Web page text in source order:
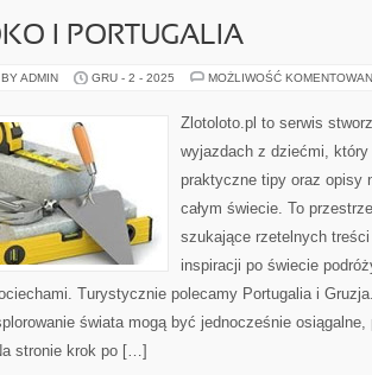
I PORTUGALIA
ADMIN GRU - 2 - 2025 MOŻLIWOŚĆ
Zlotoloto.pl to serwis
wyjazdach z dziećmi, który
praktyczne tipy oraz opisy
całym świecie. To
szukające rzetelnych treści
inspiracji po świecie
Turystycznie polecamy Portugalia i
świata mogą być jednocześnie osiągalne,
stronie krok po […]